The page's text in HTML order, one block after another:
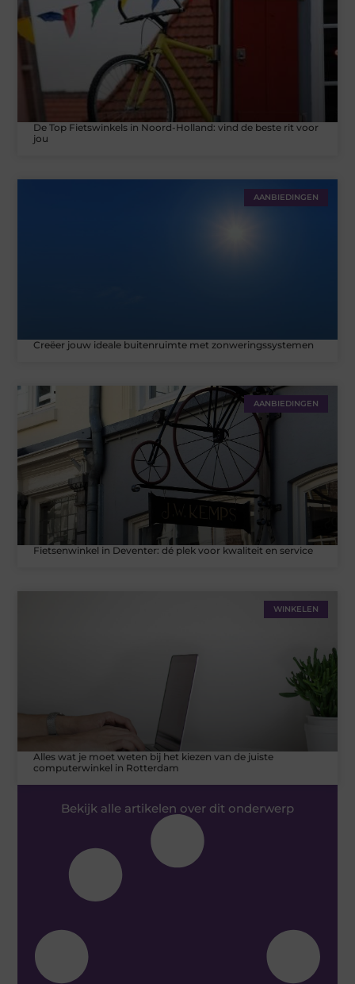
De Top Fietswinkels in Noord-Holland: vind de beste rit voor
jou
AANBIEDINGEN
Creëer jouw ideale buitenruimte met zonweringssystemen
AANBIEDINGEN
Fietsenwinkel in Deventer: dé plek voor kwaliteit en service
WINKELEN
Alles wat je moet weten bij het kiezen van de juiste
computerwinkel in Rotterdam
Bekijk alle artikelen over dit onderwerp